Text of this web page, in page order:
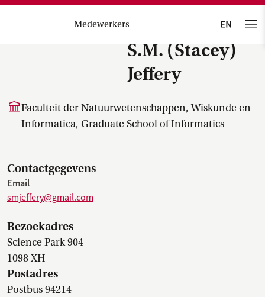
Medewerkers
S.M. (Stacey)
Jeffery
Faculteit der Natuurwetenschappen, Wiskunde en
Informatica, Graduate School of Informatics
Contactgegevens
Email
smjeffery@gmail.com
Bezoekadres
Science Park 904
1098 XH
Postadres
Postbus 94214